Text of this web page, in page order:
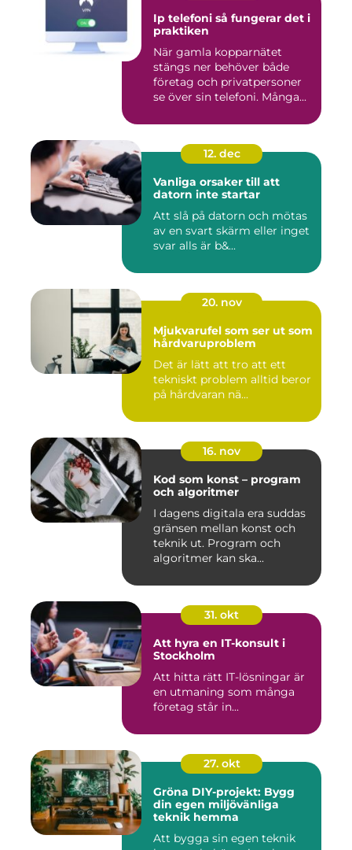
Ip telefoni så fungerar det i
praktiken
När gamla kopparnätet
stängs ner behöver både
företag och privatpersoner
se över sin telefoni. Många...
12. dec
Vanliga orsaker till att
datorn inte startar
Att slå på datorn och mötas
av en svart skärm eller inget
svar alls är b&...
20. nov
Mjukvarufel som ser ut som
hårdvaruproblem
Det är lätt att tro att ett
tekniskt problem alltid beror
på hårdvaran nä...
16. nov
Kod som konst – program
och algoritmer
I dagens digitala era suddas
gränsen mellan konst och
teknik ut. Program och
algoritmer kan ska...
31. okt
Att hyra en IT-konsult i
Stockholm
Att hitta rätt IT-lösningar är
en utmaning som många
företag står in...
27. okt
Gröna DIY-projekt: Bygg
din egen miljövänliga
teknik hemma
Att bygga sin egen teknik